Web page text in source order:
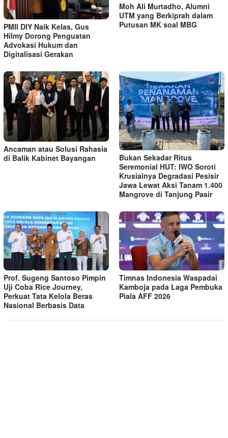
PMII DIY Naik Kelas, Gus
Hilmy Dorong Penguatan
Advokasi Hukum dan
Digitalisasi Gerakan
Moh Ali Murtadho, Alumni
UTM yang Berkiprah dalam
Putusan MK soal MBG
Ancaman atau Solusi Rahasia
di Balik Kabinet Bayangan
Bukan Sekadar Ritus
Seremonial HUT: IWO Soroti
Krusialnya Degradasi Pesisir
Jawa Lewat Aksi Tanam 1.400
Mangrove di Tanjung Pasir
Prof. Sugeng Santoso Pimpin
Uji Coba Rice Journey,
Perkuat Tata Kelola Beras
Nasional Berbasis Data
Timnas Indonesia Waspadai
Kamboja pada Laga Pembuka
Piala AFF 2026